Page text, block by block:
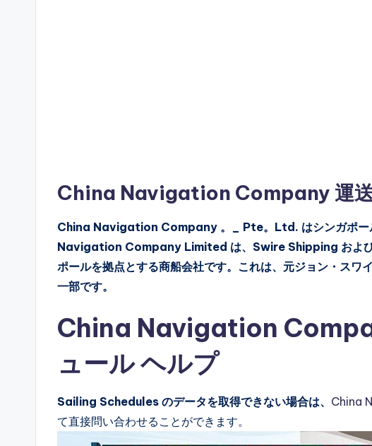
China Navigation Company 運
China Navigation Company 。_ Pte。Ltd. はシンガポー
Navigation Company Limited は、Swire Shipping および
ポールを拠点とする商船会社です。これは、元ジョン・スワ
一部です。
China Navigation
ュール ヘルプ
Sailing Schedules のデータを取得できない場合は、 China
て直接問い合わせることができます。